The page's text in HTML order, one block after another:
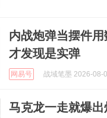
内战炮弹当摆件用
才发现是实弹
网易号 战域笔墨 2026-08-
马克龙一走就爆